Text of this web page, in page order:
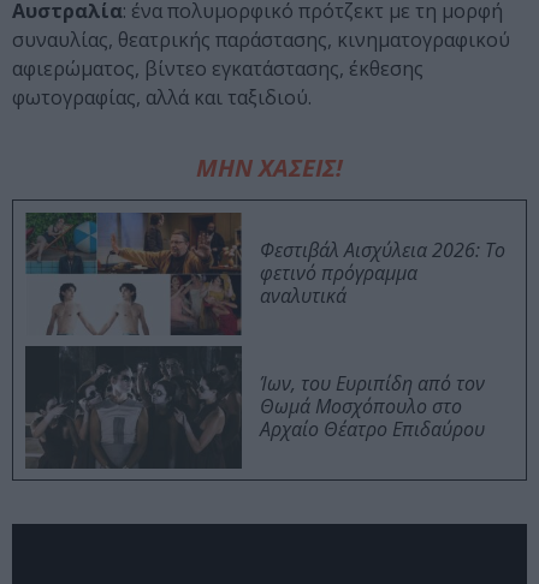
Αυστραλία: ένα πολυμορφικό πρότζεκτ με τη μορφή
συναυλίας, θεατρικής παράστασης, κινηματογραφικού
αφιερώματος, βίντεο εγκατάστασης, έκθεσης
φωτογραφίας, αλλά και ταξιδιού.
ΜΗΝ ΧΑΣΕΙΣ!
Φεστιβάλ Αισχύλεια 2026: Το
φετινό πρόγραμμα
αναλυτικά
Ίων, του Ευριπίδη από τον
Θωμά Μοσχόπουλο στο
Αρχαίο Θέατρο Επιδαύρου